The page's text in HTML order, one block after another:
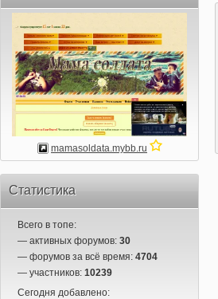
mamasoldata.mybb.ru
Статистика
Всего в топе:
— активных форумов: 30
— форумов за всё время: 4704
— участников: 10239
Сегодня добавлено: